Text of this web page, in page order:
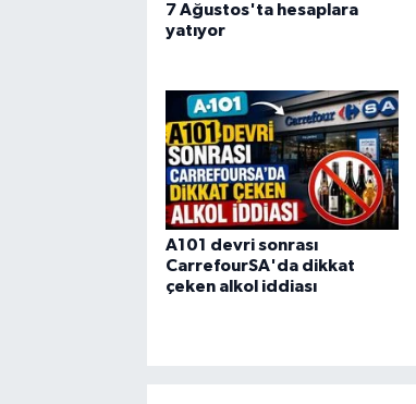
7 Ağustos'ta hesaplara
yatıyor
A101 devri sonrası
CarrefourSA'da dikkat
çeken alkol iddiası